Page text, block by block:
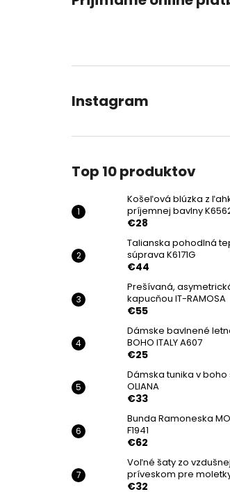
Instagram
Top 10 produktov
Košeľová blúzka z
príjemnej bavlny
€28
Talianska pohodlná
súprava K6171G
€44
Prešívaná,
kapucňou IT-RAMOSA
€55
Dámske bavlnené
BOHO ITALY A607
€25
Dámska tunika v boho
OLIANA
€33
Bunda Ramoneska
F1941
€62
Voľné šaty zo
príveskom pre moletky
€32